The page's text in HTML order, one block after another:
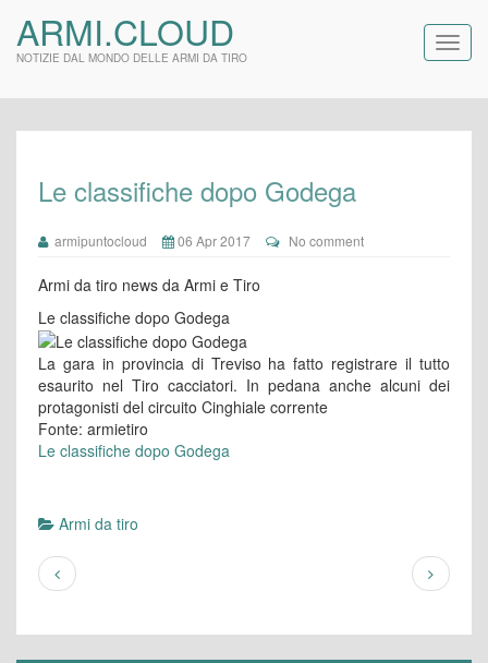
ARMI.CLOUD
NOTIZIE DAL MONDO DELLE ARMI DA TIRO
Le classifiche dopo Godega
armipuntocloud 06 Apr 2017 No comment
Armi da tiro news da Armi e Tiro
Le classifiche dopo Godega
La gara in provincia di Treviso ha fatto registrare il tutto
esaurito nel Tiro cacciatori. In pedana anche alcuni dei
protagonisti del circuito Cinghiale corrente
Fonte: armietiro
Le classifiche dopo Godega
Armi da tiro